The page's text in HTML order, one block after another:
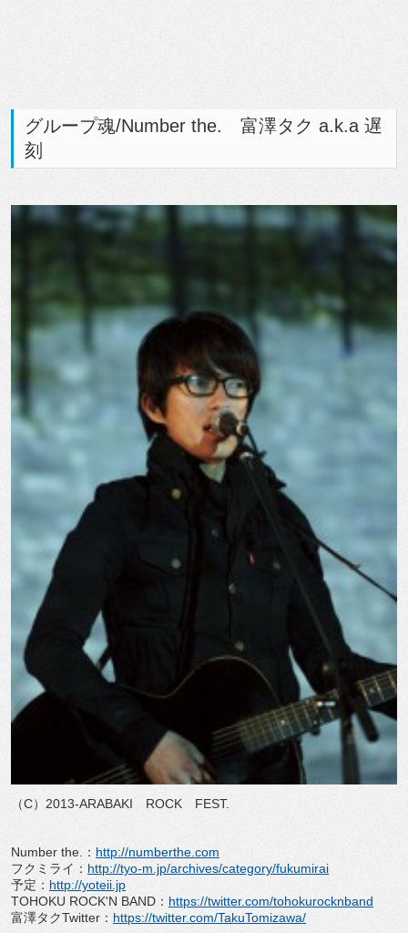
グループ魂/Number the. 富澤タク a.k.a 遅
刻
（C）2013-ARABAKI ROCK FEST.
Number the.： http://numberthe.com
フクミライ： http://tyo-m.jp/archives/category/fukumirai
予定： http://yoteii.jp
TOHOKU ROCK'N BAND： https://twitter.com/tohokurocknband
富澤タクTwitter： https://twitter.com/TakuTomizawa/